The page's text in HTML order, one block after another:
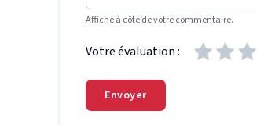
Affiché à côté de votre commentaire.
Votre évaluation :
Envoyer